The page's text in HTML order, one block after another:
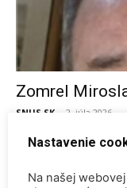
Zomrel
SNUS.SK 2. júla 2026
Nastavenie
Na našej